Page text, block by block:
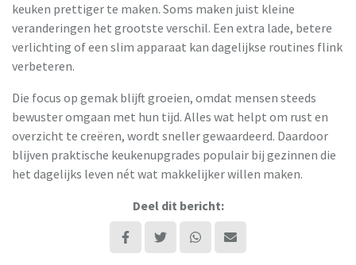
keuken prettiger te maken. Soms maken juist kleine
veranderingen het grootste verschil. Een extra lade, betere
verlichting of een slim apparaat kan dagelijkse routines flink
verbeteren.
Die focus op gemak blijft groeien, omdat mensen steeds
bewuster omgaan met hun tijd. Alles wat helpt om rust en
overzicht te creëren, wordt sneller gewaardeerd. Daardoor
blijven praktische keukenupgrades populair bij gezinnen die
het dagelijks leven nét wat makkelijker willen maken.
Deel dit bericht: